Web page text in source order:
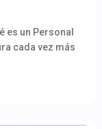
es un Personal
cada vez más